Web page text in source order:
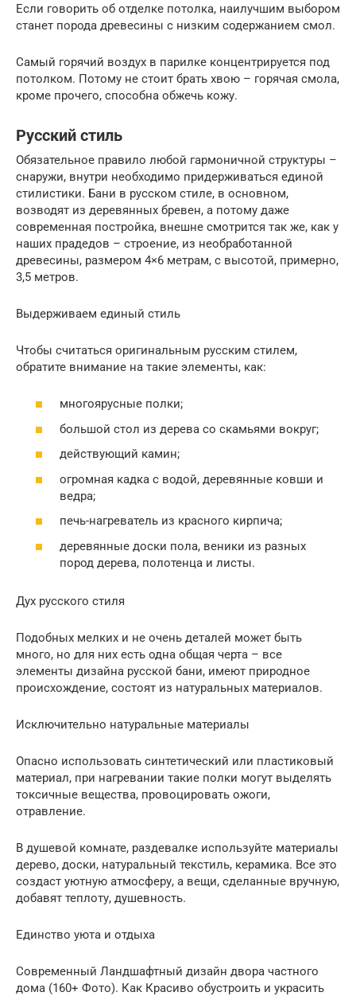
Если говорить об отделке потолка, наилучшим выбором
станет порода древесины с низким содержанием смол.
Самый горячий воздух в парилке концентрируется под
потолком. Потому не стоит брать хвою – горячая смола,
кроме прочего, способна обжечь кожу.
Русский стиль
Обязательное правило любой гармоничной структуры –
снаружи, внутри необходимо придерживаться единой
стилистики. Бани в русском стиле, в основном,
возводят из деревянных бревен, а потому даже
современная постройка, внешне смотрится так же, как у
наших прадедов – строение, из необработанной
древесины, размером 4×6 метрам, с высотой, примерно,
3,5 метров.
Выдерживаем единый стиль
Чтобы считаться оригинальным русским стилем,
обратите внимание на такие элементы, как:
многоярусные полки;
большой стол из дерева со скамьями вокруг;
действующий камин;
огромная кадка с водой, деревянные ковши и
ведра;
печь-нагреватель из красного кирпича;
деревянные доски пола, веники из разных
пород дерева, полотенца и листы.
Дух русского стиля
Подобных мелких и не очень деталей может быть
много, но для них есть одна общая черта – все
элементы дизайна русской бани, имеют природное
происхождение, состоят из натуральных материалов.
Исключительно натуральные материалы
Опасно использовать синтетический или пластиковый
материал, при нагревании такие полки могут выделять
токсичные вещества, провоцировать ожоги,
отравление.
В душевой комнате, раздевалке используйте материалы
дерево, доски, натуральный текстиль, керамика. Все это
создаст уютную атмосферу, а вещи, сделанные вручную,
добавят теплоту, душевность.
Единство уюта и отдыха
Современный Ландшафтный дизайн двора частного
дома (160+ Фото). Как Красиво обустроить и украсить